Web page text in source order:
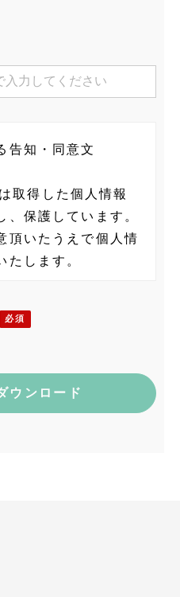
告知・同意文
取得した個人情報
、保護しています。
頂いたうえで個人情
たします。
情報保護管理者
代田区神田紺屋町
神田紺屋町5F
電話またはメールに